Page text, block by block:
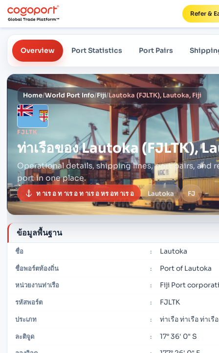
Refer &
Overview Port Statistics Port Pairs
Home/World Port Info/Fiji/Lautoka (FJLTK), Lautoka, Fiji
FJLTK
ท่าเรือของLautoka (FJLTK),
Operational details, shipping lines, port pairs, and
port in one place.
ท าเร อ ท าเร อ ท าเร อ หร อท าเร อ Lautoka FJ
ข้อมูลพื้นฐาน
ชื่อ : Lautoka
ชื่อพอร์ตท้องถิ่น : Port of Lautoka
หน่วยงานท่าเรือ : Fiji Port
รหัสพอร์ต : FJLTK
ประเภท : ท่าเรือ ท่าเรือ ท่าเรื
ละติจูด : 17° 36' 0" S